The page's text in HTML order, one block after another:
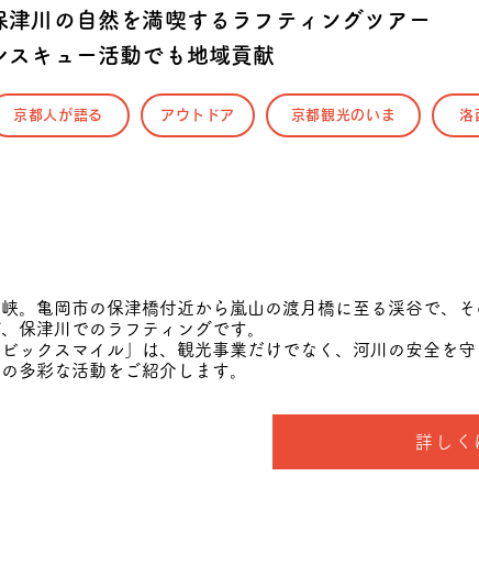
津川の自然を満喫するラフティングツアー
スキュー活動でも地域貢献
京都人が語る アウトドア 京都観光のいま 洛
。亀岡市の保津橋付近から嵐山の渡月橋に至る渓谷で、
保津川でのラフティングです。
ックスマイル」は、観光事業だけでなく、河川の安全を
多彩な活動をご紹介します。
詳しく